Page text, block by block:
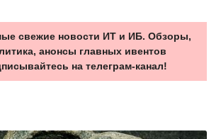
свежие новости ИТ и ИБ. Обзоры,
анонсы главных ивентов
на телеграм-канал!